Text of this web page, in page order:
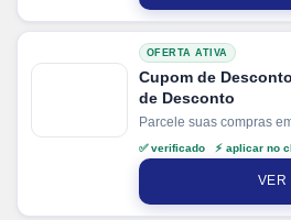
OFERTA ATIVA
Cupom de
de Desconto
Parcele suas compras
✅ verificado ⚡ aplicar no
VER